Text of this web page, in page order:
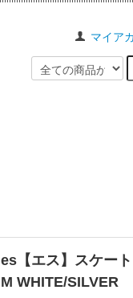
マイア
es【エス】スケー
M WHITE/SILVER